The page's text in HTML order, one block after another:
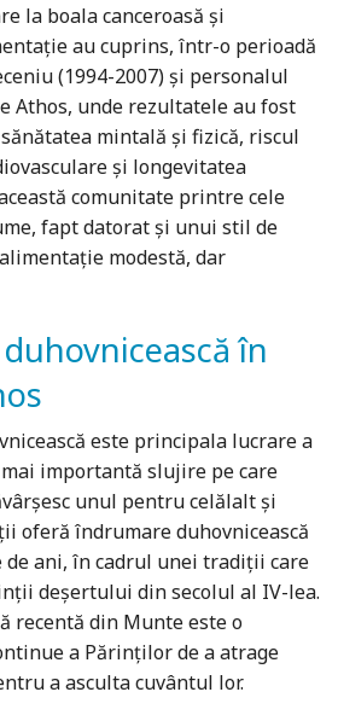
la boala canceroasă și
au cuprins, într-o perioadă
(1994-2007) și personalul
Athos, unde rezultatele au fost
mintală și fizică, riscul
și longevitatea
comunitate printre cele
fapt datorat și unui stil de
modestă, dar
în
este principala lucrare a
importantă slujire pe care
unul pentru celălalt și
oferă îndrumare duhovnicească
de ani, în cadrul unei tradiții care
deșertului din secolul al IV-lea.
recentă din Munte este o
a Părinților de a atrage
a asculta cuvântul lor.